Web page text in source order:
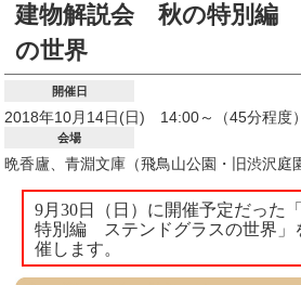
建物解説会 秋の特別編
の世界
開催日
2018年10月14日(日) 14:00～（45分程度）
会場
晩香廬、青淵文庫（飛鳥山公園・旧渋沢庭
9月30日（日）に開催予定だった
特別編 ステンドグラスの世界」
催します。